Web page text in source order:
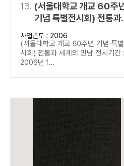
13. (서울대학교 개교 60주
기념 특별전시회) 전통과
세계의 만남
사업년도 : 2006
(서울대학교 개교 60주년 기념 특
시회) 전통과 세계의 만남 전시기간 :
2006년 1...